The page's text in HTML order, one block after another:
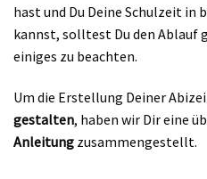
hast und Du Deine Schulzeit
kannst, solltest Du den Ablauf
einiges zu beachten.
Um die Erstellung Deiner
gestalten, haben wir Dir eine
Anleitung zusammengestellt.